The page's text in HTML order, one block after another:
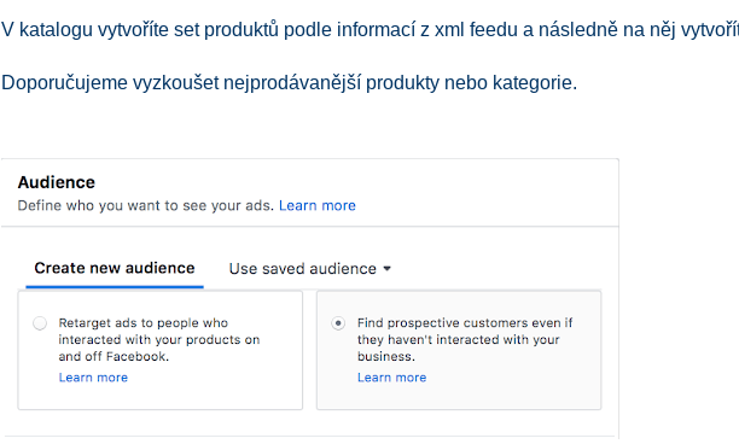
V katalogu vytvoříte set produktů podle informací z xml feedu a následně na něj
Doporučujeme vyzkoušet nejprodávanější produkty nebo kategorie.